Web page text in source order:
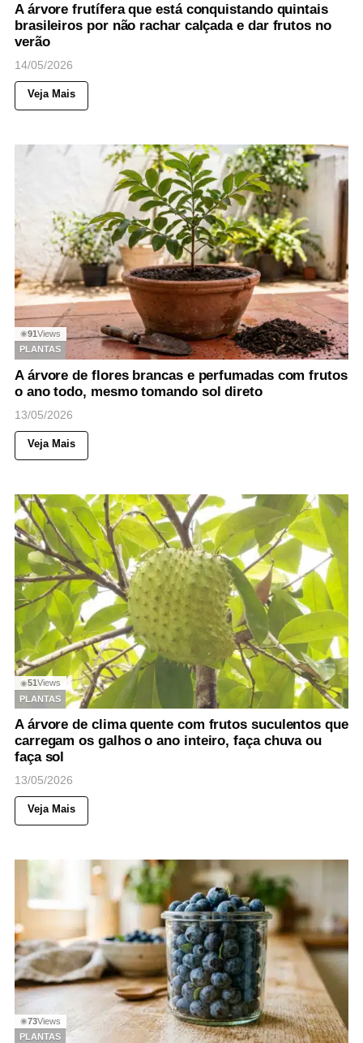
A árvore frutífera que está conquistando quintais
brasileiros por não rachar calçada e dar frutos no
verão
14/05/2026
Veja Mais
◉91Views
PLANTAS
A árvore de flores brancas e perfumadas com frutos
o ano todo, mesmo tomando sol direto
13/05/2026
Veja Mais
◉51Views
PLANTAS
A árvore de clima quente com frutos suculentos que
carregam os galhos o ano inteiro, faça chuva ou
faça sol
13/05/2026
Veja Mais
◉73Views
PLANTAS